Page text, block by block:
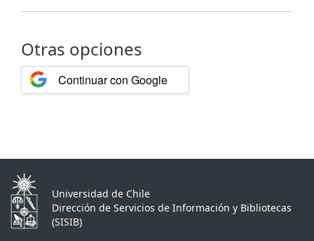
Otras opciones
Continuar con Google
Universidad de Chile
Dirección de Servicios de Información y Bibliotecas
(SISIB)